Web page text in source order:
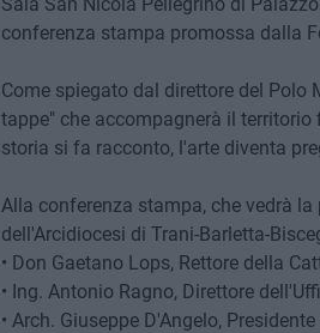
conferenza stampa promossa dalla
Come spiegato dal direttore del Polo
tappe" che accompagnerà il
storia si fa racconto, l'arte diventa
Alla conferenza stampa, che vedrà
dell'Arcidiocesi di Trani-Barletta-
• Don Gaetano Lops, Rettore della
• Ing. Antonio Ragno, Direttore
• Arch. Giuseppe D'Angelo,